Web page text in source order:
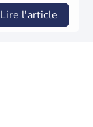
Lire l'article